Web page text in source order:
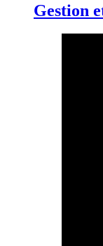
Gestion